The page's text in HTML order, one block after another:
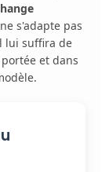
s'adapte pas
lui suffira de
et dans